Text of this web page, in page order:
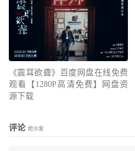
《震耳欲聋》百度网盘在线免费
观看【1280P高清免费】网盘资
源下载
评论 抢沙发